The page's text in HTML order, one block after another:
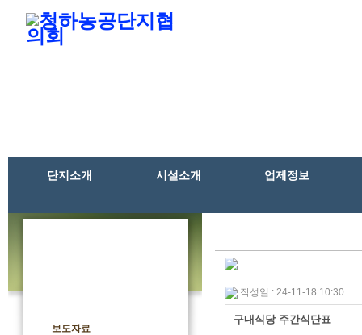
단지소개 시설소개 업제정보
보도자료
작성일 : 24-11-18 10:30
구내식당 주간식단표